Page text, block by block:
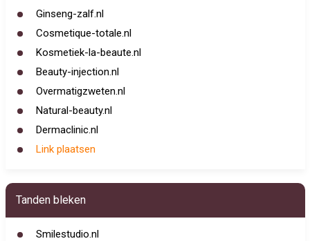
Ginseng-zalf.nl
Cosmetique-totale.nl
Kosmetiek-la-beaute.nl
Beauty-injection.nl
Overmatigzweten.nl
Natural-beauty.nl
Dermaclinic.nl
Link plaatsen
Tanden bleken
Smilestudio.nl